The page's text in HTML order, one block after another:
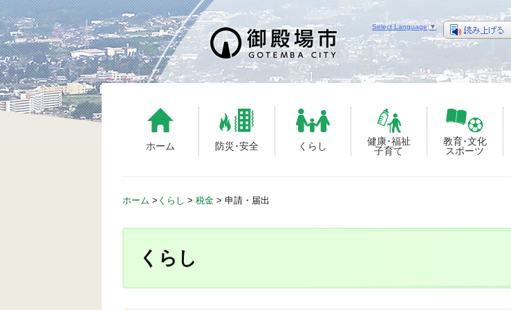
S
k
i
p
t
o
c
ホーム 防災･安全 くらし
健康･福祉
子育て
教育･文化
スポーツ
Select Language ▼
ホーム > くらし > 税金 > 申請・届出
くらし